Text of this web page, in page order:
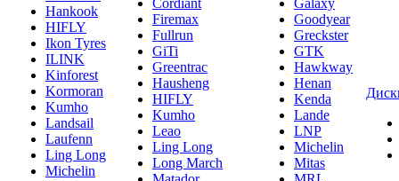
Hankook
HIFLY
Ikon Tyres
ILINK
Kinforest
Kormoran
Kumho
Landsail
Laufenn
Ling Long
Michelin
Cordiant
Firemax
Fullrun
GiTi
Greentrac
Hausheng
HIFLY
Kumho
Leao
Ling Long
Long March
Galaxy
Goodyear
Greckster
GTK
Hawkway
Henan
Kenda
Lande
LNP
Michelin
Mitas